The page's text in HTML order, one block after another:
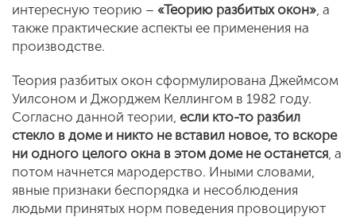
интересную теорию – «Теорию разбитых окон» , а
также практические аспекты ее применения на
производстве.
Теория разбитых окон сформулирована Джеймсом
Уилсоном и Джорджем Келлингом в 1982 году.
Согласно данной теории, если кто-то разбил
стекло в доме и никто не вставил новое, то вскоре
ни одного целого окна в этом доме не останется , а
потом начнется мародерство. Иными словами,
явные признаки беспорядка и несоблюдения
людьми принятых норм поведения провоцируют